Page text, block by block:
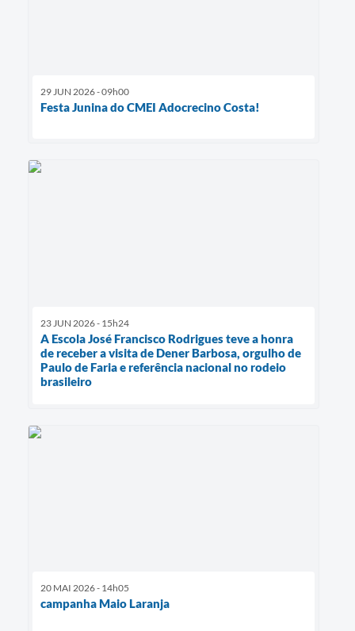
29 JUN 2026 - 09h00
Festa Junina do CMEI Adocrecino Costa!
23 JUN 2026 - 15h24
A Escola José Francisco Rodrigues teve a honra
de receber a visita de Dener Barbosa, orgulho de
Paulo de Faria e referência nacional no rodeio
brasileiro
20 MAI 2026 - 14h05
campanha Maio Laranja